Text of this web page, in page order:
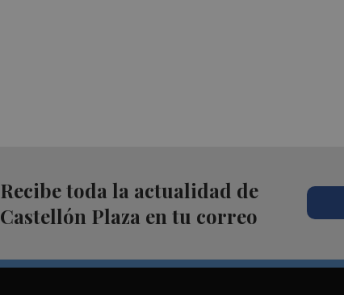
Recibe toda la actualidad de
Castellón Plaza en tu correo